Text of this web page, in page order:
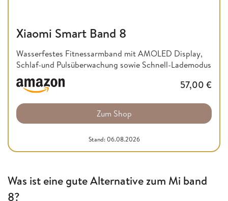
Xiaomi Smart Band 8
Wasserfestes Fitnessarmband mit AMOLED Display,
Schlaf-und Pulsüberwachung sowie Schnell-Lademodus
57,00 €
Zum Shop
Stand: 06.08.2026
Was ist eine gute Alternative zum Mi band
8?